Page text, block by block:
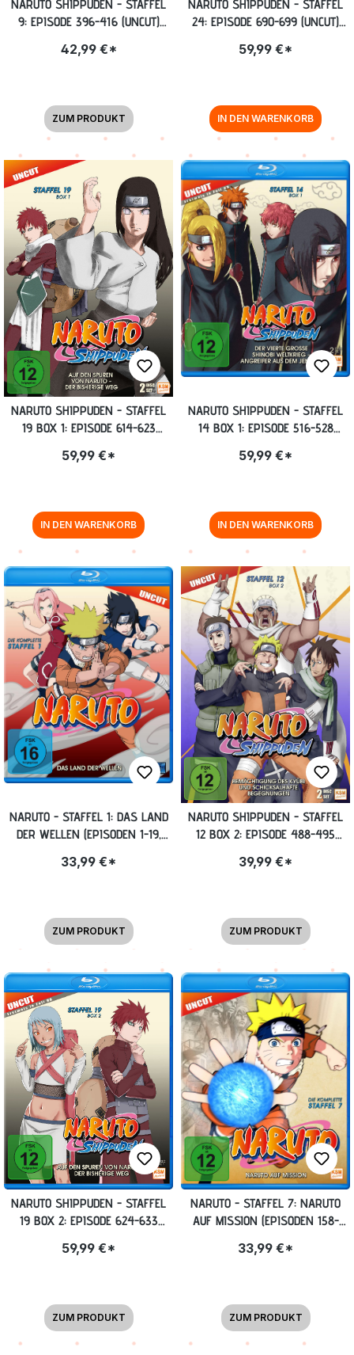
NARUTO SHIPPUDEN - STAFFEL
9: EPISODE 396-416 (UNCUT)
42,99 €*
ZUM PRODUKT
NARUTO SHIPPUDEN - STAFFEL
24: EPISODE 690-699 (UNCUT)
59,99 €*
IN DEN WARENKORB
NARUTO SHIPPUDEN - STAFFEL
19 BOX 1: EPISODE 614-623
59,99 €*
IN DEN WARENKORB
NARUTO SHIPPUDEN - STAFFEL
14 BOX 1: EPISODE 516-528
59,99 €*
IN DEN WARENKORB
NARUTO - STAFFEL 1: DAS LAND
DER WELLEN (EPISODEN 1-19,
33,99 €*
ZUM PRODUKT
NARUTO SHIPPUDEN - STAFFEL
12 BOX 2: EPISODE 488-495
39,99 €*
ZUM PRODUKT
NARUTO SHIPPUDEN - STAFFEL
19 BOX 2: EPISODE 624-633
59,99 €*
ZUM PRODUKT
NARUTO - STAFFEL 7: NARUTO
AUF MISSION (EPISODEN 158-
33,99 €*
ZUM PRODUKT